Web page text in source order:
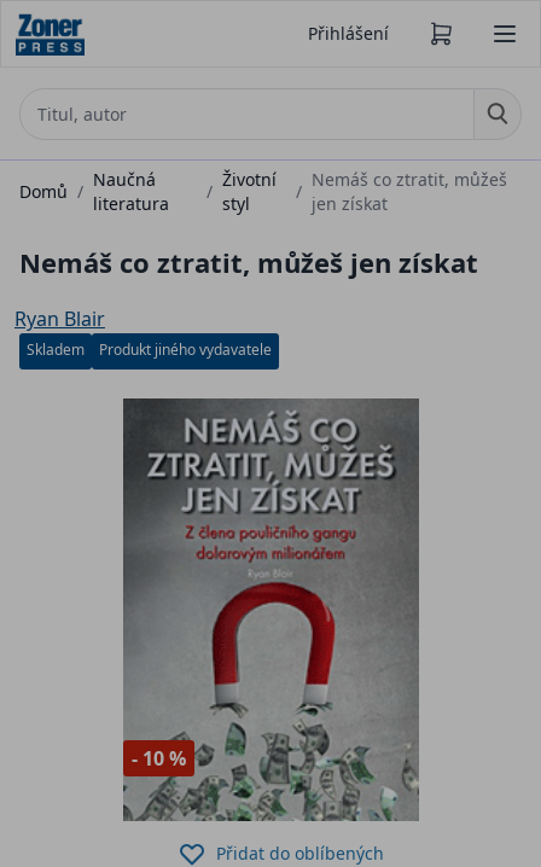
Přihlášení
Domů /
Naučná
literatura
/
Životní
styl
/
Nemáš co ztratit, můžeš
jen získat
Nemáš co ztratit, můžeš jen získat
Ryan Blair
Skladem Produkt jiného vydavatele
- 10 %
Přidat do oblíbených